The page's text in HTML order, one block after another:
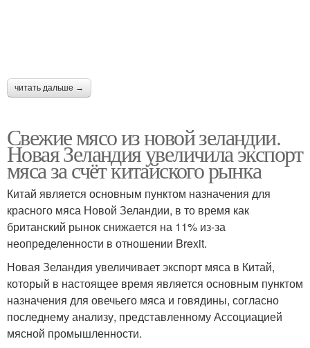
читать дальше →
Свежие мясо из новой зеландии.
Новая Зеландия увеличила экспорт
мяса за счёт китайского рынка
Китай является основным пунктом назначения для
красного мяса Новой Зеландии, в то время как
британский рынок снижается на 11% из-за
неопределенности в отношении Brexit.
Новая Зеландия увеличивает экспорт мяса в Китай,
который в настоящее время является основным пунктом
назначения для овечьего мяса и говядины, согласно
последнему анализу, представленному Ассоциацией
мясной промышленности.